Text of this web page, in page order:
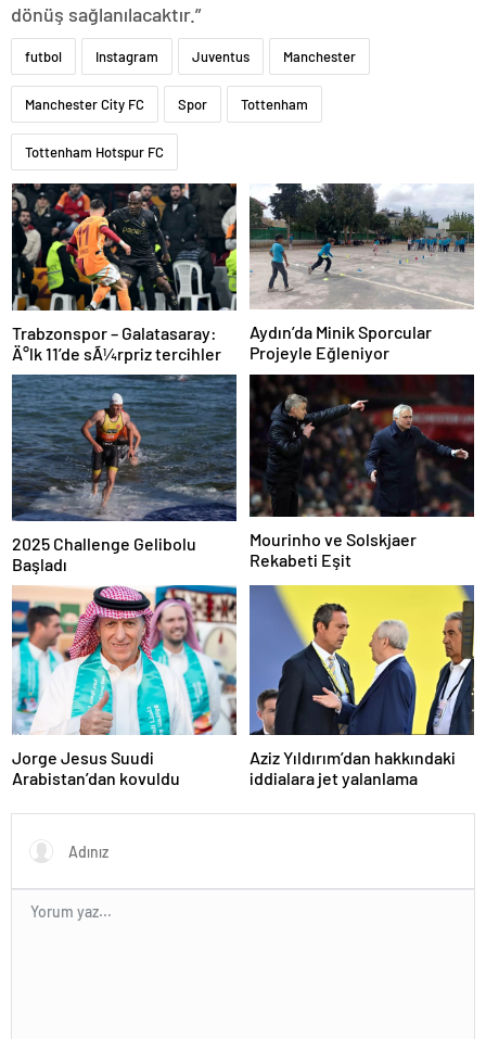
dönüş sağlanılacaktır.”
futbol Instagram Juventus Manchester
Manchester City FC Spor Tottenham
Tottenham Hotspur FC
Trabzonspor – Galatasaray:
Ä°lk 11’de sÃ¼rpriz tercihler
Aydın’da Minik Sporcular
Projeyle Eğleniyor
2025 Challenge Gelibolu
Başladı
Mourinho ve Solskjaer
Rekabeti Eşit
Jorge Jesus Suudi
Arabistan’dan kovuldu
Aziz Yıldırım’dan hakkındaki
iddialara jet yalanlama